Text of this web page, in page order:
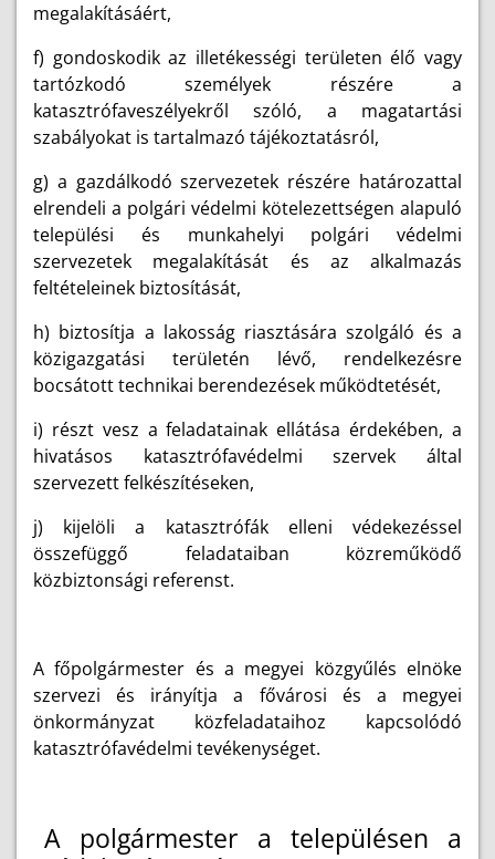
megalakításáért,
f) gondoskodik az illetékességi területen élő vagy
tartózkodó személyek részére a
katasztrófaveszélyekről szóló, a magatartási
szabályokat is tartalmazó tájékoztatásról,
g) a gazdálkodó szervezetek részére határozattal
elrendeli a polgári védelmi kötelezettségen alapuló
települési és munkahelyi polgári védelmi
szervezetek megalakítását és az alkalmazás
feltételeinek biztosítását,
h) biztosítja a lakosság riasztására szolgáló és a
közigazgatási területén lévő, rendelkezésre
bocsátott technikai berendezések működtetését,
i) részt vesz a feladatainak ellátása érdekében, a
hivatásos katasztrófavédelmi szervek által
szervezett felkészítéseken,
j) kijelöli a katasztrófák elleni védekezéssel
összefüggő feladataiban közreműködő
közbiztonsági referenst.
A főpolgármester és a megyei közgyűlés elnöke
szervezi és irányítja a fővárosi és a megyei
önkormányzat közfeladataihoz kapcsolódó
katasztrófavédelmi tevékenységet.
A polgármester a településen a